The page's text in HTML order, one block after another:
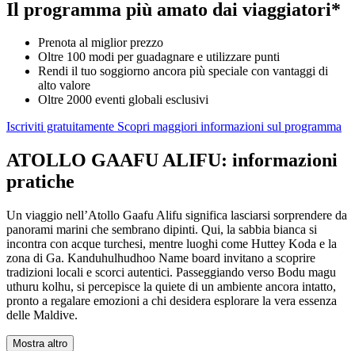
Il programma più amato dai viaggiatori*
Prenota al miglior prezzo
Oltre 100 modi per guadagnare e utilizzare punti
Rendi il tuo soggiorno ancora più speciale con vantaggi di
alto valore
Oltre 2000 eventi globali esclusivi
Iscriviti gratuitamente Scopri maggiori informazioni sul programma
ATOLLO GAAFU ALIFU: informazioni
pratiche
Un viaggio nell’Atollo Gaafu Alifu significa lasciarsi sorprendere da
panorami marini che sembrano dipinti. Qui, la sabbia bianca si
incontra con acque turchesi, mentre luoghi come Huttey Koda e la
zona di Ga. Kanduhulhudhoo Name board invitano a scoprire
tradizioni locali e scorci autentici. Passeggiando verso Bodu magu
uthuru kolhu, si percepisce la quiete di un ambiente ancora intatto,
pronto a regalare emozioni a chi desidera esplorare la vera essenza
delle Maldive.
Mostra altro